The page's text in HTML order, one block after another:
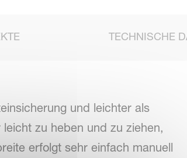
TECHNISCHE
und leichter als
zu heben und zu ziehen,
erfolgt sehr einfach manuell